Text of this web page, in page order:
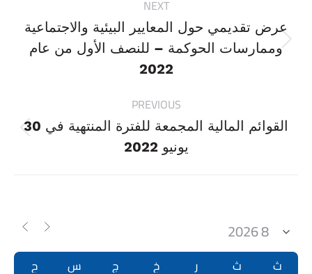
navigation
PREVIOUS
Previous
project:
القوائم المالية المجمعة للفترة المنتهية في 30
يونيو 2022
NEXT
Next
project:
عرض تقديمي حول المعايير البيئية والاجتماعية
وممارسات الحوكمة – للنصف الأول من عام
2022
ث ث ر خ ج س ح